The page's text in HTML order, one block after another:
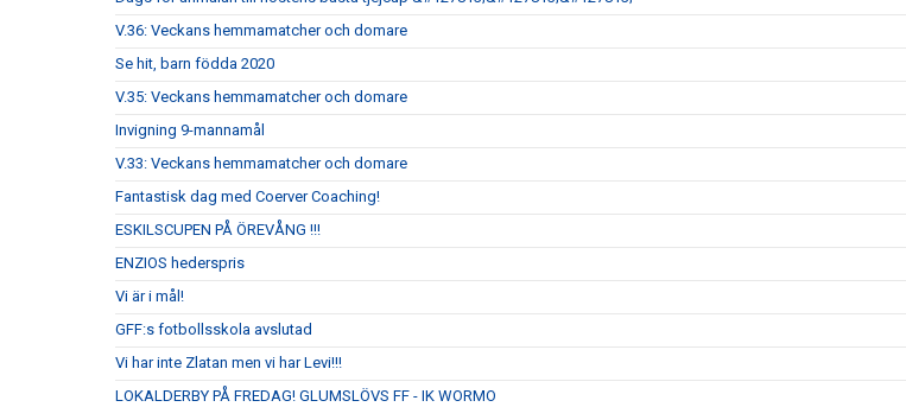
V.36: Veckans hemmamatcher och domare
Se hit, barn födda 2020
V.35: Veckans hemmamatcher och domare
Invigning 9-mannamål
V.33: Veckans hemmamatcher och domare
Fantastisk dag med Coerver Coaching!
ESKILSCUPEN PÅ ÖREVÅNG !!!
ENZIOS hederspris
Vi är i mål!
GFF:s fotbollsskola avslutad
Vi har inte Zlatan men vi har Levi!!!
LOKALDERBY PÅ FREDAG! GLUMSLÖVS FF - IK WORMO